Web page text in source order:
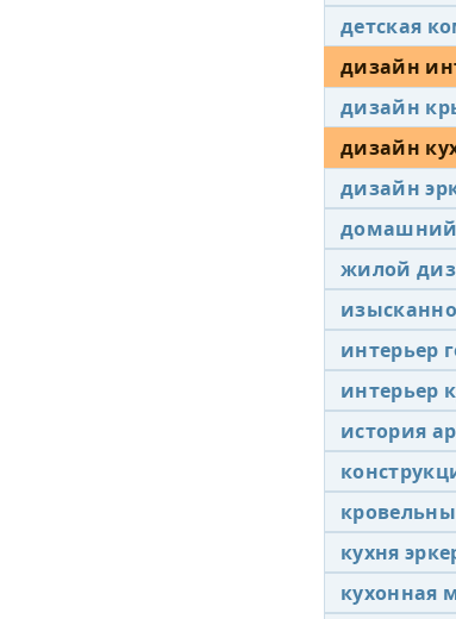
детская
дизайн
дизайн
дизайн
дизайн
домашний
жилой
интерьер
интерьер
история
кухня
кухонная